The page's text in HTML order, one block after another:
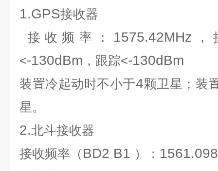
1.GPS接收器
接收频率： 1575.42MHz
<-130dBm ，跟踪<-130dBm
装置冷起动时不小于4颗卫星；装
星。
2.北斗接收器
接收频率（ BD2 B1 ）： 1561.098